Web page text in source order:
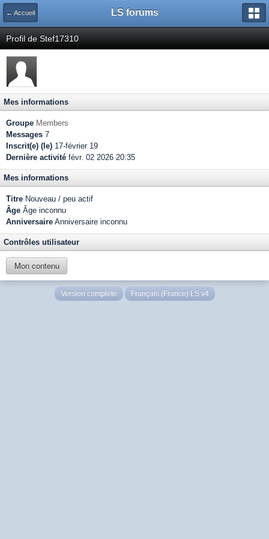
← Accueil LS forums
Profil de Stef17310
Mes informations
Groupe Members
Messages 7
Inscrit(e) (le) 17-février 19
Dernière activité févr. 02 2026 20:35
Mes informations
Titre Nouveau / peu actif
Âge Âge inconnu
Anniversaire Anniversaire inconnu
Contrôles utilisateur
Mon contenu
Version complète Français (France) LS v4